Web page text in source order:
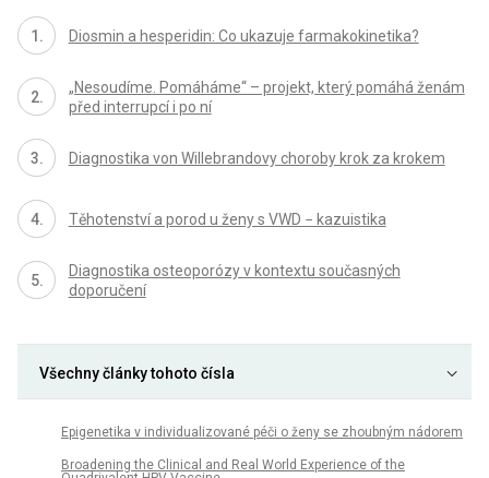
Diosmin a hesperidin: Co ukazuje farmakokinetika?
„Nesoudíme. Pomáháme“ – projekt, který pomáhá ženám
před interrupcí i po ní
Diagnostika von Willebrandovy choroby krok za krokem
Těhotenství a porod u ženy s VWD − kazuistika
Diagnostika osteoporózy v kontextu současných
doporučení
Všechny články tohoto čísla
Epigenetika v individualizované péči o ženy se zhoubným nádorem
Broadening the Clinical and Real World Experience of the